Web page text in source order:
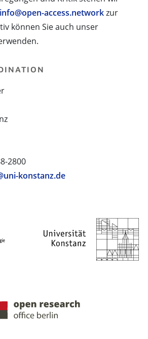
info@open-access.networkzur
können Sie auch unser
2800
konstanz.de